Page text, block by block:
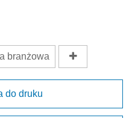
branżowa
do druku